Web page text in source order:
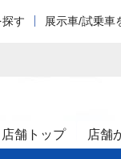
す 展示車/試乗車
店舗トップ 店舗